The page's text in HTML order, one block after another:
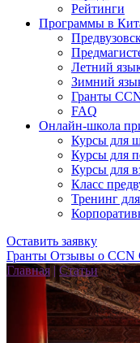
Рейтинги
Программы в
Летний
Зимний
Гранты
FAQ
Онлайн-школа
Курсы для
Курсы для
Курсы для
Класс
Тренинг
Оставить заявку
Гранты Отзывы о CCN
Главная| Статьи